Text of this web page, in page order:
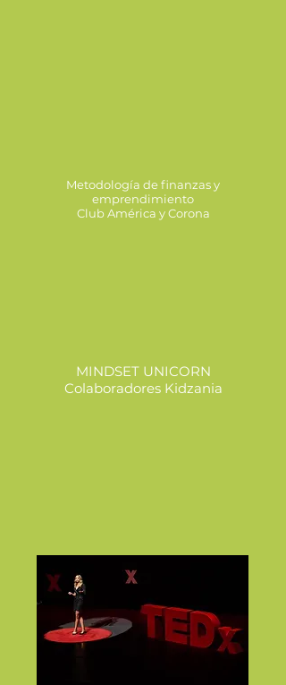
Metodología de finanzas y
emprendimiento
Club América y Corona
MINDSET UNICORN
Colaboradores Kidzania